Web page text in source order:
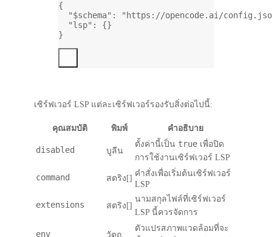
{
"$schema" :
"https://opencode.ai/
"lsp" : {}
}
เซิร์ฟเวอร์ LSP แต่ละเซิร์ฟเวอร์รองรับสิ่งต่อไปนี้:
คุณสมบัติ พิมพ์ คำอธิบาย
disabled บูลีน
ตั้งค่านี้เป็น true เพื่อปิด
การใช้งานเซิร์ฟเวอร์ LSP
command สตริง[]
คำสั่งเพื่อเริ่มต้นเซิร์ฟเวอร์
LSP
extensions สตริง[]
นามสกุลไฟล์ที่เซิร์ฟเวอร์
LSP นี้ควรจัดการ
env วัตถุ
ตัวแปรสภาพแวดล้อมที่จะ